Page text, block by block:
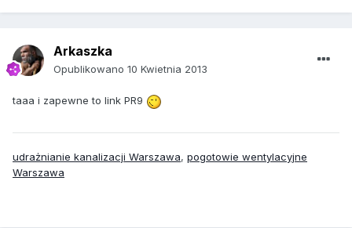
Arkaszka
Opublikowano 10 Kwietnia 2013
taaa i zapewne to link PR9
udrażnianie kanalizacji Warszawa, pogotowie wentylacyjne
Warszawa